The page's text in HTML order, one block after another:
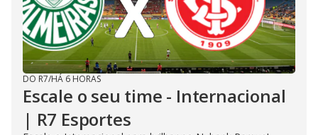
DO R7/HÁ 6 HORAS
Escale o seu time - Internacional
| R7 Esportes